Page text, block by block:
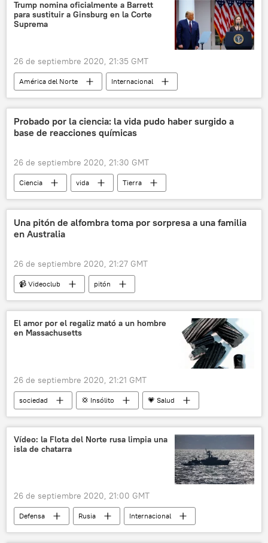
Joe Biden
mentira
Donald Trump
Trump nomina oficialmente a Barrett
para sustituir a Ginsburg en la Corte
Suprema
26 de septiembre 2020, 21:35 GMT
América del Norte
Internacional
EEUU
Donald Trump
Corte Suprema de EEUU
noticias
Probado por la ciencia: la vida pudo haber surgido a
base de reacciones químicas
26 de septiembre 2020, 21:30 GMT
Ciencia vida
Tierra
noticias
Una pitón de alfombra toma por sorpresa a una familia
en Australia
26 de septiembre 2020, 21:27 GMT
📹 Videoclub
pitón
🌏 Australia y Oceanía
El amor por el regaliz mató a un hombre
en Massachusetts
26 de septiembre 2020, 21:21 GMT
sociedad 💢 Insólito
💗 Salud
🥚 Alimentación
noticias
Vídeo: la Flota del Norte rusa limpia una
isla de chatarra
26 de septiembre 2020, 21:00 GMT
Defensa Rusia
Internacional
Flota del Norte de Rusia
mar de Barents